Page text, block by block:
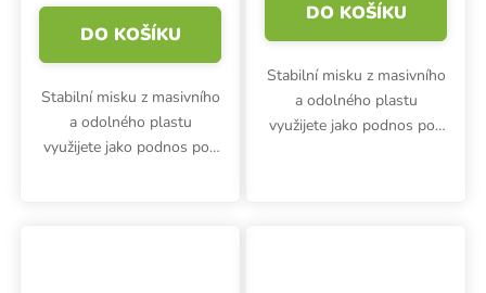
DO KOŠÍKU
Stabilní misku z masivního
a odolného plastu
využijete jako podnos pod
DO KOŠÍKU
Stabilní misku z masivního
a odolného plastu
využijete jako podnos pod